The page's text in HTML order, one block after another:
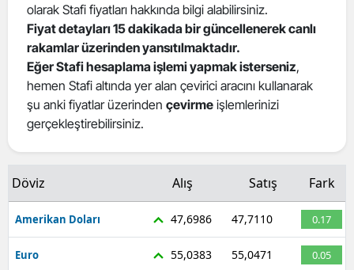
Erzurum
Gaziantep
Giresun
Hakkari
Isparta
olarak Stafi fiyatları hakkında bilgi alabilirsiniz.
Fiyat detayları 15 dakikada bir güncellenerek canlı
rakamlar üzerinden yansıtılmaktadır.
Eğer Stafi hesaplama işlemi yapmak isterseniz,
hemen Stafi altında yer alan çevirici aracını kullanarak
şu anki fiyatlar üzerinden çevirme işlemlerinizi
gerçekleştirebilirsiniz.
Döviz Alış Satış Fark
Amerikan Doları 47,6986 47,7110 0.17
Euro 55,0383 55,0471 0.05